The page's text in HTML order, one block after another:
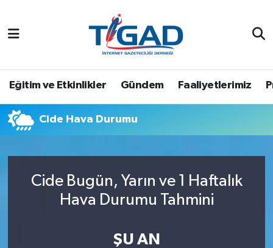
Eğitim ve Etkinlikler Gündem Faaliyetlerimiz
Cide Hava Durumu
Cide Bugün, Yarın ve 1 Haftalık
Hava Durumu Tahmini
ŞU AN
Nöbetçi Eczaneler
Tüm Manşetler
Son Dakika Haberleri